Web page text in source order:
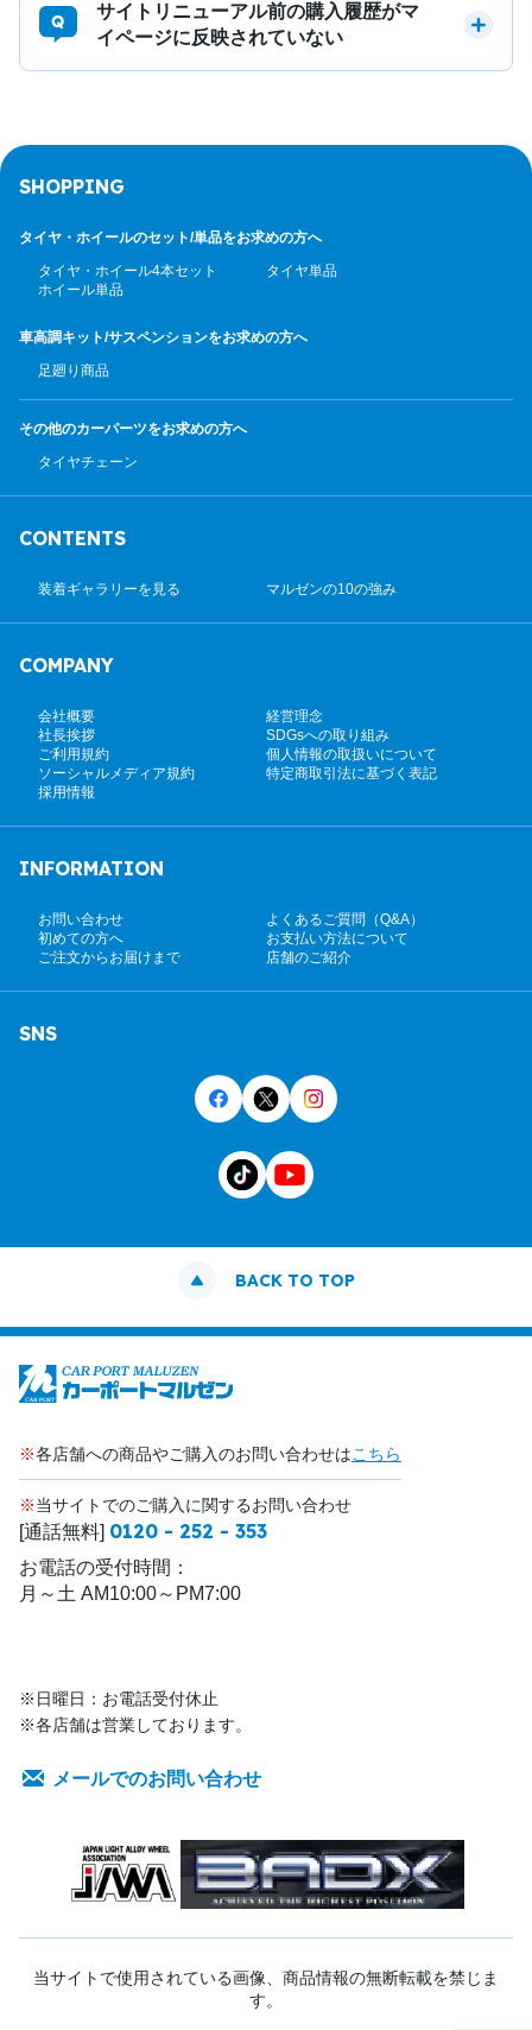
サイトリニューアル前の購入履歴がマ
イページに反映されていない
SHOPPING
タイヤ・ホイールのセット/単品をお求めの方へ
タイヤ・ホイール4本セット
タイヤ単品
ホイール単品
車高調キット/サスペンションをお求めの方へ
足廻り商品
その他のカーパーツをお求めの方へ
タイヤチェーン
CONTENTS
装着ギャラリーを見る マルゼンの10の強み
COMPANY
会社概要
経営理念
社長挨拶
SDGsへの取り組み
ご利用規約
個人情報の取扱いについて
ソーシャルメディア規約
特定商取引法に基づく表記
採用情報
INFORMATION
お問い合わせ
よくあるご質問（Q&A）
初めての方へ
お支払い方法について
ご注文からお届けまで
店舗のご紹介
SNS
BACK TO TOP
※各店舗への商品やご購入のお問い合わせはこちら
※当サイトでのご購入に関するお問い合わせ
[通話無料] 0120 - 252 - 353
お電話の受付時間：
月～土 AM10:00～PM7:00
※日曜日：お電話受付休止
※各店舗は営業しております。
メールでのお問い合わせ
当サイトで使用されている画像、商品情報の無断転載を禁じま
す。